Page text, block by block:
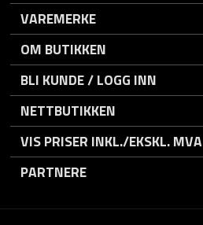
VAREMERKE
OM BUTIKKEN
BLI KUNDE / LOGG INN
NETTBUTIKKEN
VIS PRISER INKL./EKSKL. MVA
PARTNERE